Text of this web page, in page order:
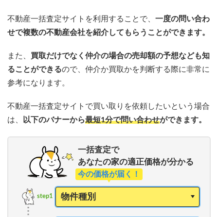
不動産一括査定サイトを利用することで、 一度の問い合わ
せで複数の不動産会社を紹介してもらうことができます。
また、 買取だけでなく仲介の場合の売却額の予想なども知
ることができるので、仲介か買取かを判断する際に非常に
参考になります。
不動産一括査定サイトで買い取りを依頼したいという場合
は、
以下のバナーから最短1分で問い合わせができます。
一括査定で
あなたの家の適正価格が分かる
今の価格が届く！
step1